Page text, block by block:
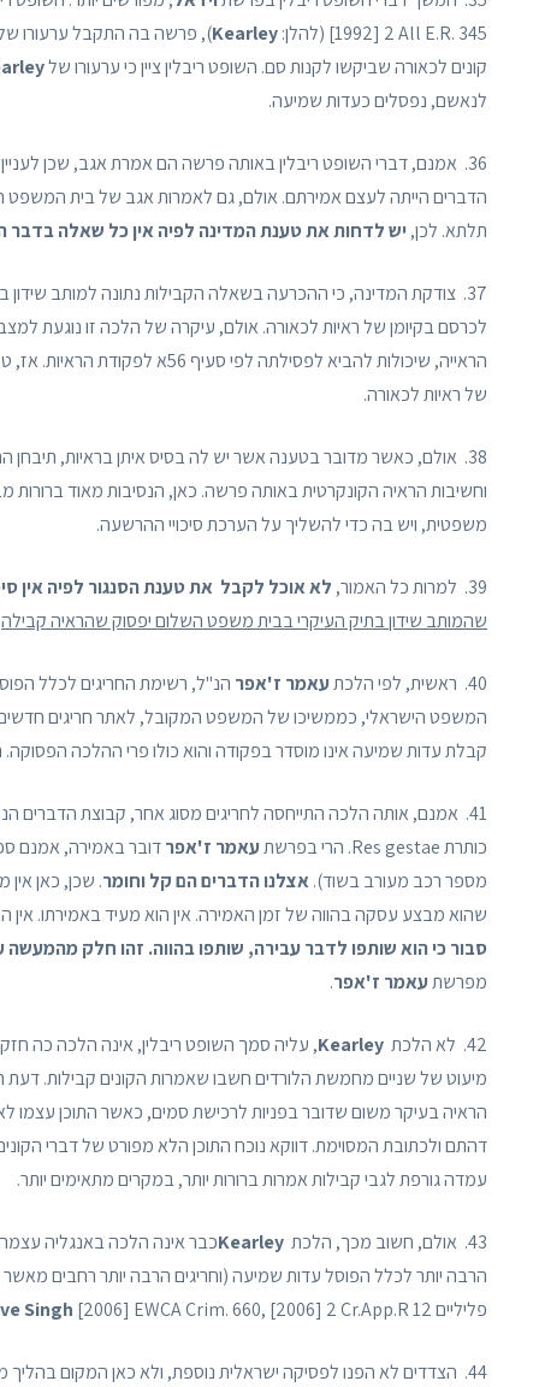
[1992] 2 All E.R. 345 (להלן:
Kearley), פרשה בה התקבל ערעורו של
קונים לכאורה שביקשו לקנות סם. השופט ריבלין ציין כי ערעורו של
לנאשם, נפסלים כעדות שמיעה.
36. אמנם, דברי השופט ריבלין באותה פרשה הם אמרת אגב, שכן לעניין פרשת
הדברים הייתה לעצם אמירתם. אולם, גם לאמרות אגב של בית המשפט
תלתא. לכן,יש לדחות את טענת המדינה לפיה אין כל שאלה בדבר
37. צודקת המדינה, כי ההכרעה בשאלה הקבילות נתונה למותב
לכרסם בקיומן של ראיות לכאורה. אולם, עיקרה של הלכה זו נוגעת
הראייה, שיכולות להביא לפסילתה
של ראיות לכאורה.
38. אולם, כאשר מדובר בטענה אשר יש לה בסיס איתן בראיות, תיבחן ההשפעה של הטענה על סיכויי ההרשעה, במסגרת הלכת
וחשיבות הראיה הקונקרטית באותה פרשה. כאן, הנסיבות מאוד
משפטית, ויש בה כדי להשליך על הערכת סיכויי ההרשעה.
39. למרות כל האמור,
לא אוכל לקבל את טענת הסנגור לפיה אין
שהמותב שידון בתיק העיקרי בבית משפט השלום יפסוק שהראיה
40. ראשית, לפי הלכת
עאמר ז'אפר
המשפט הישראלי, כממשיכו של המשפט המקובל, לאתר חריגים
קבלת עדות שמיעה אינו מוסדר בפקודה והוא כולו פרי ההלכה
41. אמנם, אותה הלכה התייחסה לחריגים מסוג אחר, קבוצת הדברים
כותרת Res gestae. הרי בפרשת
עאמר ז'אפרדובר באמירה, אמנם
מספר רכב מעורב בשוד). אצלנו הדברים הם קל וחומר. שכן, כאן
שהוא מבצע עסקה בהווה של זמן האמירה. אין הוא מעיד באמירתו. אין
סבור כי הוא שותפו לדבר עבירה, שותפו בהווה. זהו חלק
מפרשתעאמר ז'אפר.
42. לא הלכת Kearley, עליה סמך השופט ריבלין, אינה הלכה כה
מיעוט של שניים מחמשת הלורדים חשבו שאמרות הקונים קבילות. דעת
הראיה בעיקר משום שדובר בפניות לרכישת סמים, כאשר התוכן עצמו
דהתם ולכתובת המסוימת. דווקא נוכח התוכן הלא מפורט של דברי
עמדה גורפת לגבי קבילות אמרות ברורות יותר, במקרים מתאימים יותר.
43. אולם, חשוב מכך, הלכת
Kearley
הרבה יותר לכלל הפוסל עדות שמיעה (וחריגים הרבה יותר רחבים
פליליים
Singh [2006] EWCA Crim. 660, [2006] 2 Cr.App.R 12.
44. הצדדים לא הפנו לפסיקה ישראלית נוספת, ולא כאן המקום